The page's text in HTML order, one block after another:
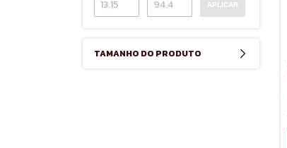
APLICAR
TAMANHO DO PRODUTO